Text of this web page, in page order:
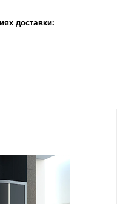
доставки: